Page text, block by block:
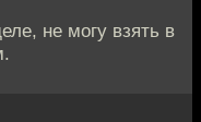
не могу взять в